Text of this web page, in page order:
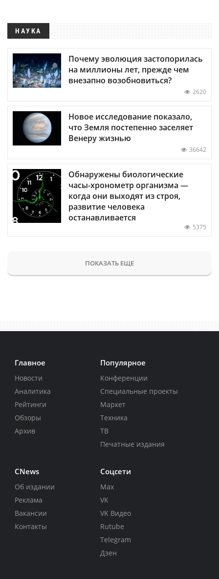
НАУКА
Почему эволюция застопорилась
на миллионы лет, прежде чем
внезапно возобновиться?
2620
Новое исследование показало,
что Земля постепенно заселяет
Венеру жизнью
36642
Обнаружены биологические
часы-хронометр организма —
когда они выходят из строя,
развитие человека
останавливается
5375
ПОКАЗАТЬ ЕЩЕ
Главное
Новости
Аналитика
Рейтинги
Обзоры
Архив
Популярное
Конференции
Специальные проекты
Маркет
Техника
ТВ
Печатные издания
CNews
Об издании
Реклама
Вакансии
Контакты
Соцсети
Max
VK
VK Видео
Rutube
Telegram
Дзен